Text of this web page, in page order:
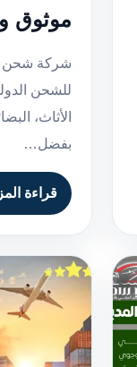
موثوق
شركة شحن
للشحن
الأثاث،
بفضل…
قراءة